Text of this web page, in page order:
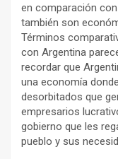
en comparación
también son
Términos
con Argentina
recordar que
una economía
desorbitados que
empresarios
gobierno que les
pueblo y sus